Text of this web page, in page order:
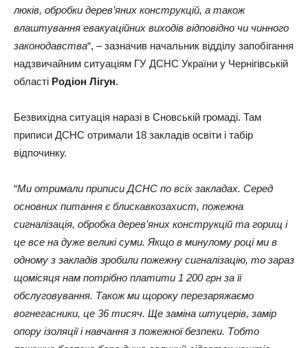
люків, обробки дерев’яних конструкцій, а також
влаштування евакуаційних виходів відповідно чи чинного
законодавства“, – зазначив начальник відділу запобігання
надзвичайним ситуаціям ГУ ДСНС України у Чернігівській
області Родіон Лігун.
Безвихідна ситуація наразі в Сновській громаді. Там
приписи ДСНС отримали 18 закладів освіти і табір
відпочинку.
“Ми отримали приписи ДСНС по всіх закладах. Серед
основних питання є блискавкозахист, пожежна
сигналізація, обробка дерев’яних конструкцій та горищ і
це все на дуже великі суми. Якщо в минулому році ми в
одному з закладів зробили пожежну сигналізацію, то зараз
щомісяця нам потрібно платити 1 200 грн за її
обслуговування. Також ми щороку перезаряжаємо
вогнегасники, це 36 тисяч. Ще заміна штуцерів, замір
опору ізоляції і навчання з пожежної безпеки. Тобто